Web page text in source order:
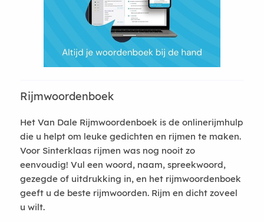
Rijmwoordenboek
Het Van Dale Rijmwoordenboek is de onlinerijmhulp
die u helpt om leuke gedichten en rijmen te maken.
Voor Sinterklaas rijmen was nog nooit zo
eenvoudig! Vul een woord, naam, spreekwoord,
gezegde of uitdrukking in, en het rijmwoordenboek
geeft u de beste rijmwoorden. Rijm en dicht zoveel
u wilt.